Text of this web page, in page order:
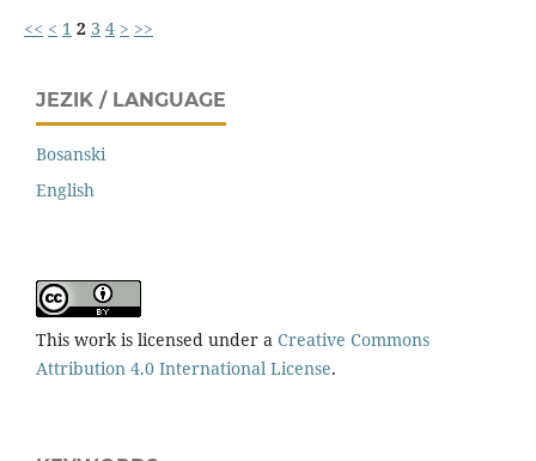
<< < 1 2 3 4 > >>
JEZIK / LANGUAGE
Bosanski
English
This work is licensed under a Creative Commons
Attribution 4.0 International License.